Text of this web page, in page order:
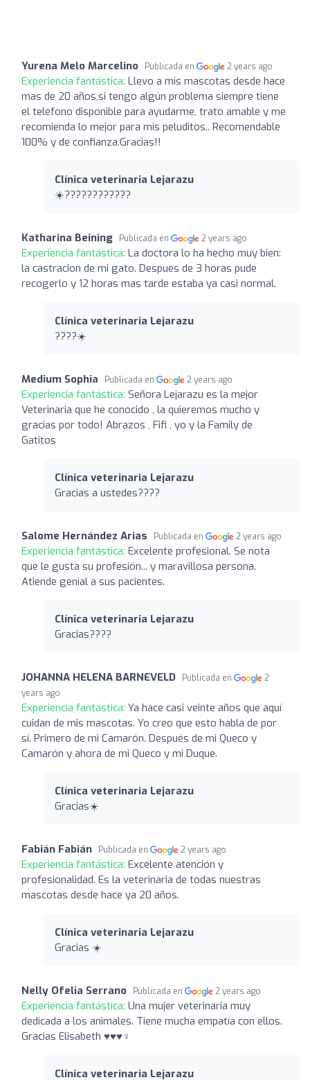
Yurena Melo Marcelino Publicada en 2 years ago
Experiencia fantástica: Llevo a mis mascotas desde hace
mas de 20 años,si tengo algún problema siempre tiene
el teléfono disponible para ayudarme, trato amable y me
recomienda lo mejor para mis peluditos.. Recomendable
100% y de confianza.Gracias!!
Clínica veterinaria Lejarazu
☀️????????????
Katharina Beining Publicada en 2 years ago
Experiencia fantástica: La doctora lo ha hecho muy bien:
la castracion de mi gato. Despues de 3 horas pude
recogerlo y 12 horas mas tarde estaba ya casi normal.
Clínica veterinaria Lejarazu
????☀️
Medium Sophia Publicada en 2 years ago
Experiencia fantástica: Señora Lejarazu es la mejor
Veterinaria que he conocido , la quieremos mucho y
gracias por todo! Abrazos , Fifi , yo y la Family de
Gatitos
Clínica veterinaria Lejarazu
Gracias a ustedes????
Salome Hernández Arias Publicada en 2 years ago
Experiencia fantástica: Excelente profesional. Se nota
que le gusta su profesión... y maravillosa persona.
Atiende genial a sus pacientes.
Clínica veterinaria Lejarazu
Gracias????
JOHANNA HELENA BARNEVELD Publicada en
2
years ago
Experiencia fantástica: Ya hace casi veinte años que aquí
cuidan de mis mascotas. Yo creo que esto habla de por
sí. Primero de mi Camarón. Después de mi Queco y
Camarón y ahora de mi Queco y mi Duque.
Clínica veterinaria Lejarazu
Gracias☀️
Fabián Fabián Publicada en 2 years ago
Experiencia fantástica: Excelente atención y
profesionalidad. Es la veterinaria de todas nuestras
mascotas desde hace ya 20 años.
Clínica veterinaria Lejarazu
Gracias ☀️
Nelly Ofelia Serrano Publicada en 2 years ago
Experiencia fantástica: Una mujer veterinaria muy
dedicada a los animales. Tiene mucha empatía con ellos.
Gracias Elisabeth ♥️♥️♥️‍♀️
Clínica veterinaria Lejarazu